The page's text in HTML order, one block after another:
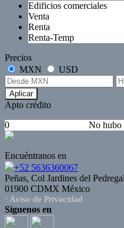
Edificios comerciales
Venta
Renta
Renta-Temp
Precios
MXN
USD
Aplicar
Apto crédito
No hubo
0
Encuéntranos en
+52 5636360067
Peñas, Col Jardines del
01900 CDMX México
· Aviso de Privacidad
Síguenos en